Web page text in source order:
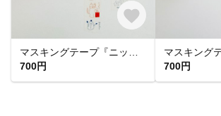
700円
700円